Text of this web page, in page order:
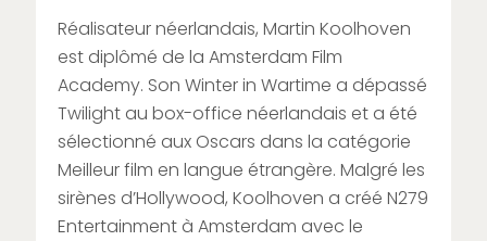
Réalisateur néerlandais, Martin Koolhoven
est diplômé de la Amsterdam Film
Academy. Son Winter in Wartime a dépassé
Twilight au box-office néerlandais et a été
sélectionné aux Oscars dans la catégorie
Meilleur film en langue étrangère. Malgré les
sirènes d’Hollywood, Koolhoven a créé N279
Entertainment à Amsterdam avec le